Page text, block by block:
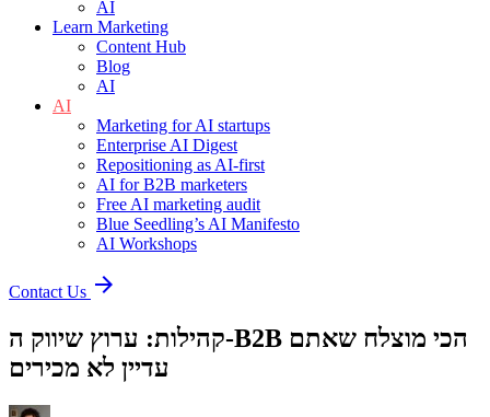
AI
Learn Marketing
Content Hub
Blog
AI
AI
Marketing for AI startups
Enterprise AI Digest
Repositioning as AI-first
AI for B2B marketers
Free AI marketing audit
Blue Seedling’s AI Manifesto
AI Workshops
Contact Us arrow_forward
קהילות: ערוץ שיווק ה-B2B הכי מוצלח שאתם
עדיין לא מכירים